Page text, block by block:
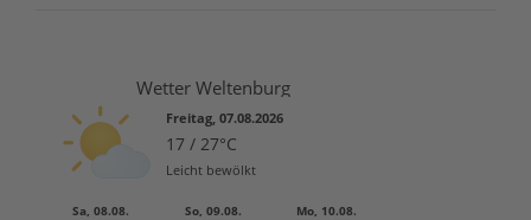
Wetter Weltenburg
Freitag, 07.08.2026
17 / 27°C
Leicht bewölkt
Sa, 08.08. So, 09.08. Mo, 10.08.